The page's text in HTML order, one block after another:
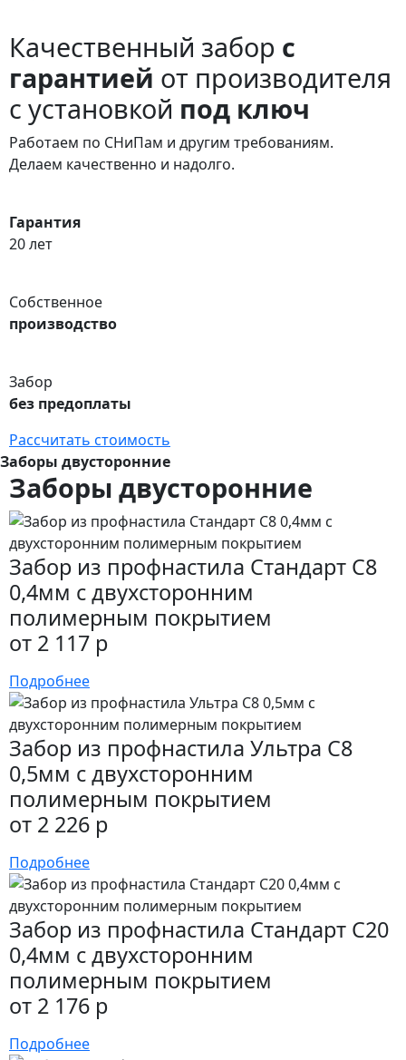
Качественный забор с
гарантией от производителя
с установкой под ключ
Работаем по СНиПам и другим требованиям.
Делаем качественно и надолго.
Гарантия
20 лет
Собственное
производство
Забор
без предоплаты
Рассчитать стоимость
Заборы двусторонние
Заборы двусторонние
Забор из профнастила Стандарт С8
0,4мм с двухсторонним
полимерным покрытием
от 2 117 р
Подробнее
Забор из профнастила Ультра С8
0,5мм с двухсторонним
полимерным покрытием
от 2 226 р
Подробнее
Забор из профнастила Стандарт С20
0,4мм с двухсторонним
полимерным покрытием
от 2 176 р
Подробнее